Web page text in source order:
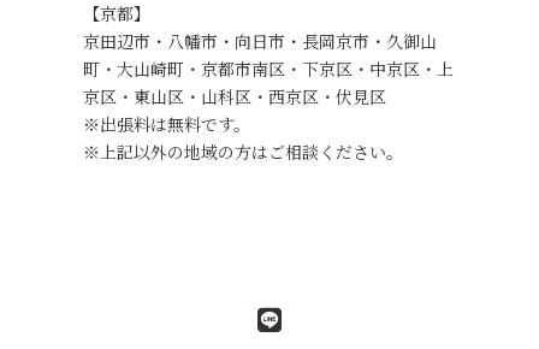
【京都】
京田辺市・八幡市・向日市・長岡京市・久御山
町・大山崎町・京都市南区・下京区・中京区・上
京区・東山区・山科区・西京区・伏見区
※出張料は無料です。
※上記以外の地域の方はご相談ください。